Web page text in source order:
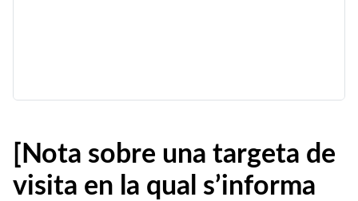
[Nota sobre una targeta de
visita en la qual s’informa